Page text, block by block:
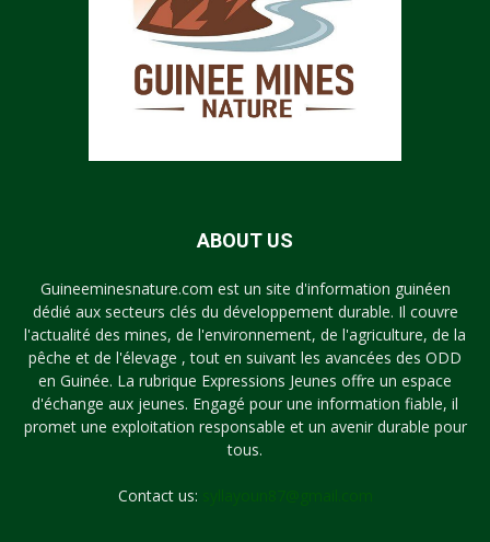
ABOUT US
Guineeminesnature.com est un site d'information guinéen
dédié aux secteurs clés du développement durable. Il couvre
l'actualité des mines, de l'environnement, de l'agriculture, de la
pêche et de l'élevage , tout en suivant les avancées des ODD
en Guinée. La rubrique Expressions Jeunes offre un espace
d'échange aux jeunes. Engagé pour une information fiable, il
promet une exploitation responsable et un avenir durable pour
tous.
Contact us: